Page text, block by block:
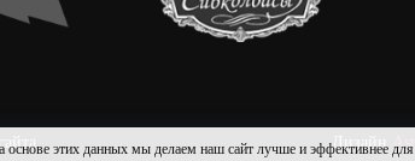
Дизайн
этих данных мы делаем наш сайт лучше и эффективнее для